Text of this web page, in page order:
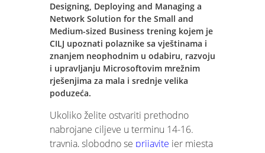
Designing, Deploying and Managing a
Network Solution for the Small and
Medium-sized Business trening kojem je
CILJ upoznati polaznike sa vještinama i
znanjem neophodnim u odabiru, razvoju
i upravljanju Microsoftovim mrežnim
rješenjima za mala i srednje velika
poduzeća.
Ukoliko želite ostvariti prethodno
nabrojane ciljeve u terminu 14-16.
travnja, slobodno se prijavite jer mjesta